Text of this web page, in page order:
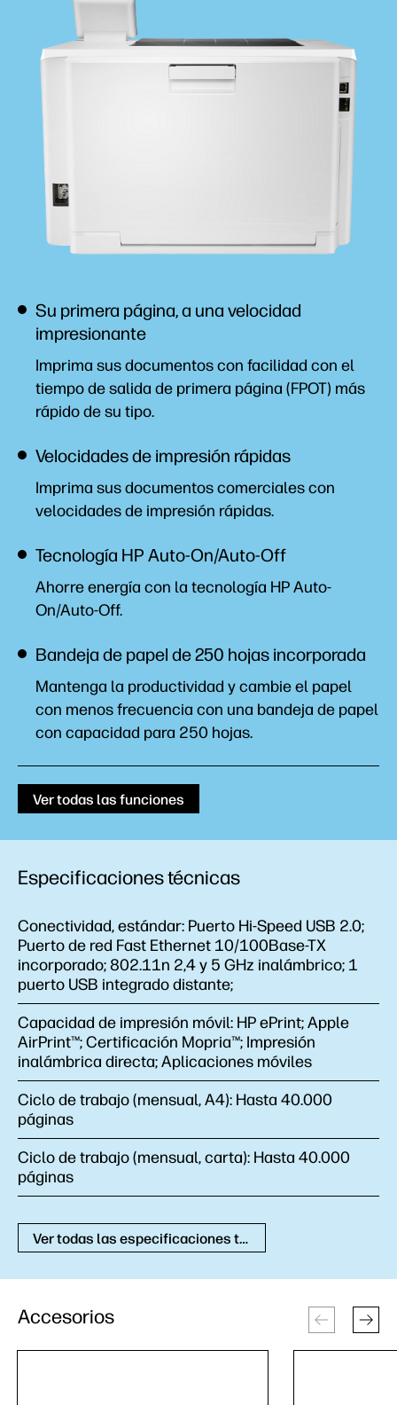
Su primera página, a una velocidad
impresionante
Imprima sus documentos con facilidad con el
tiempo de salida de primera página (FPOT) más
rápido de su tipo.
Velocidades de impresión rápidas
Imprima sus documentos comerciales con
velocidades de impresión rápidas.
Tecnología HP Auto-On/Auto-Off
Ahorre energía con la tecnología HP Auto-
On/Auto-Off.
Bandeja de papel de 250 hojas incorporada
Mantenga la productividad y cambie el papel
con menos frecuencia con una bandeja de papel
con capacidad para 250 hojas.
Ver todas las funciones
Especificaciones técnicas
Conectividad, estándar: Puerto Hi-Speed USB 2.0;
Puerto de red Fast Ethernet 10/100Base-TX
incorporado; 802.11n 2,4 y 5 GHz inalámbrico; 1
puerto USB integrado distante;
Capacidad de impresión móvil: HP ePrint; Apple
AirPrint™; Certificación Mopria™; Impresión
inalámbrica directa; Aplicaciones móviles
Ciclo de trabajo (mensual, A4): Hasta 40.000
páginas
Ciclo de trabajo (mensual, carta): Hasta 40.000
páginas
Ver todas las especificaciones técnicas
Accesorios